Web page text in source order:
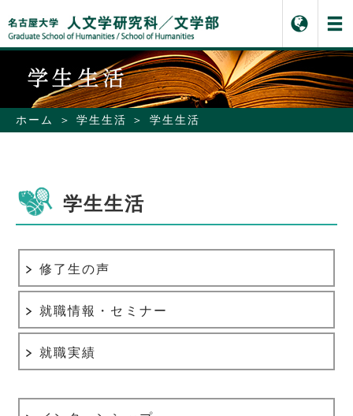
ホーム 学生生活 学生生活
学生生活
修了生の声
就職情報・セミナー
就職実績